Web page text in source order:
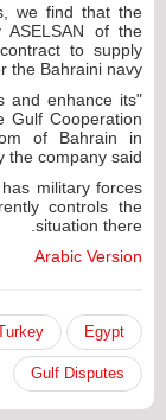
we find that the
ASELSAN of the
to supply
Bahraini navy."
and enhance its
Gulf Cooperation
of Bahrain in
the company said.
military forces
controls the
situation there.
Arabic Version
Egypt
Gulf Disputes